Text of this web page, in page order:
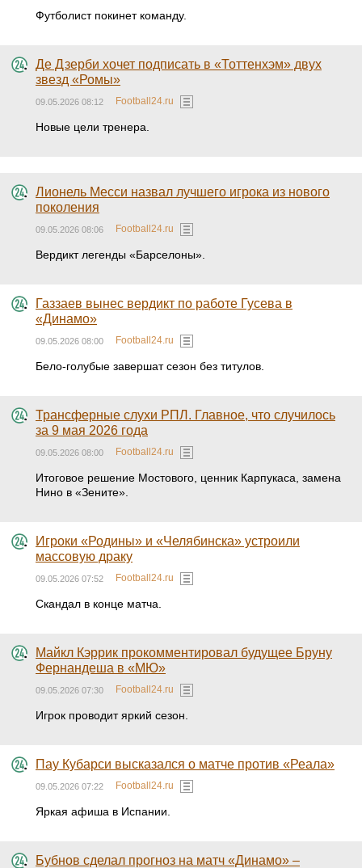
Футболист покинет команду.
Де Дзерби хочет подписать в «Тоттенхэм» двух
звезд «Ромы»
09.05.2026 08:12 Football24.ru
Новые цели тренера.
Лионель Месси назвал лучшего игрока из нового
поколения
09.05.2026 08:06 Football24.ru
Вердикт легенды «Барселоны».
Газзаев вынес вердикт по работе Гусева в
«Динамо»
09.05.2026 08:00 Football24.ru
Бело-голубые завершат сезон без титулов.
Трансферные слухи РПЛ. Главное, что случилось
за 9 мая 2026 года
09.05.2026 08:00 Football24.ru
Итоговое решение Мостового, ценник Карпукаса, замена
Нино в «Зените».
Игроки «Родины» и «Челябинска» устроили
массовую драку
09.05.2026 07:52 Football24.ru
Скандал в конце матча.
Майкл Кэррик прокомментировал будущее Бруну
Фернандеша в «МЮ»
09.05.2026 07:30 Football24.ru
Игрок проводит яркий сезон.
Пау Кубарси высказался о матче против «Реала»
09.05.2026 07:22 Football24.ru
Яркая афиша в Испании.
Бубнов сделал прогноз на матч «Динамо» –